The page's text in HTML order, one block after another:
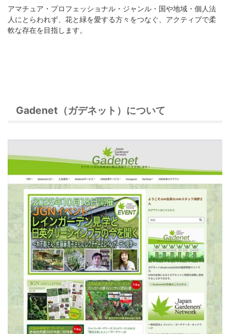
アマチュア・プロフェッショナル・ジャンル・国や地域・個人法
人にとらわれず、花と緑を愛する方々をつなぐ、アクティブで柔
軟な存在を目指します。
Gadenet（ガデネット）について